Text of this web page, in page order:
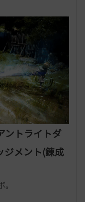
ントライトダ
ジメント(錬成